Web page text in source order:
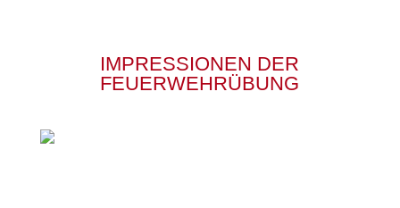
IMPRESSIONEN DER
FEUERWEHRÜBUNG